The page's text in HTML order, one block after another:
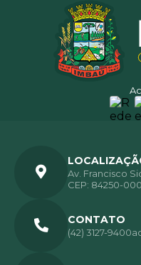
Av. Francisco
CEP: 84250-000
CONTATO
(42) 3127-9400